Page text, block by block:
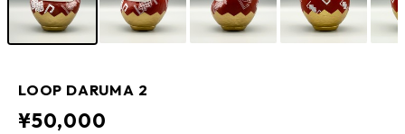
LOOP DARUMA 2
¥50,000